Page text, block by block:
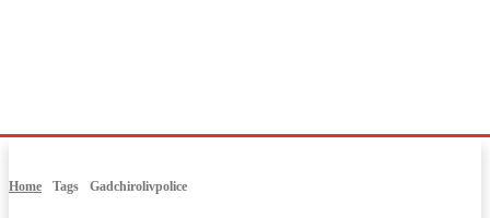
Home Tags Gadchirolivpolice